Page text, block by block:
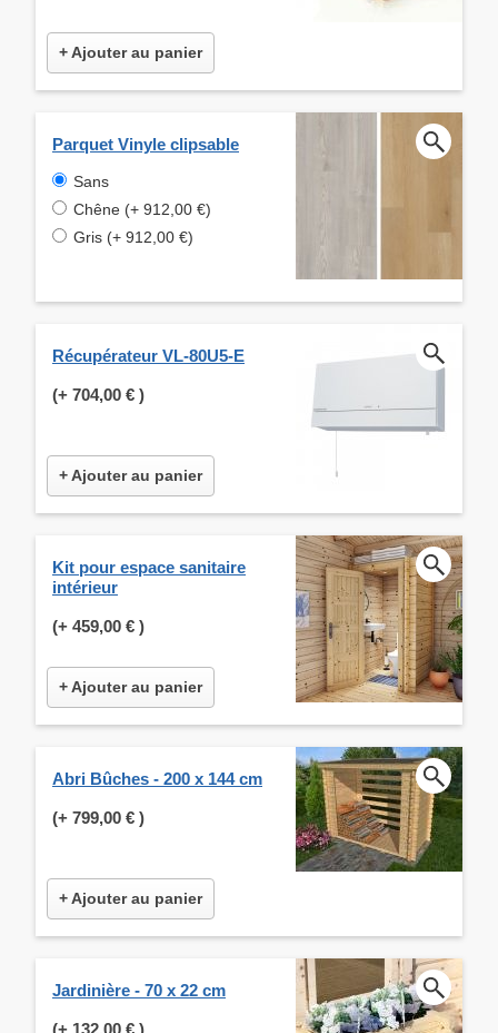
+ Ajouter au panier
Parquet Vinyle clipsable
Sans
Chêne (+ 912,00 €)
Gris (+ 912,00 €)
Récupérateur VL-80U5-E
(+ 704,00 € )
+ Ajouter au panier
Kit pour espace sanitaire
intérieur
(+ 459,00 € )
+ Ajouter au panier
Abri Bûches - 200 x 144 cm
(+ 799,00 € )
+ Ajouter au panier
Jardinière - 70 x 22 cm
(+ 132,00 € )